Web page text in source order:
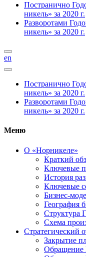
Постранично
никель» за 2020 г.
Разворотами
никель» за 2020 г.
en
Постранично
никель» за 2020 г.
Разворотами
никель» за 2020 г.
Меню
О «Норникеле»
Краткий
Ключевые
История
Ключевые
Бизнес-
География
Структура
Схема
Стратегический
Закрытие
Обращение